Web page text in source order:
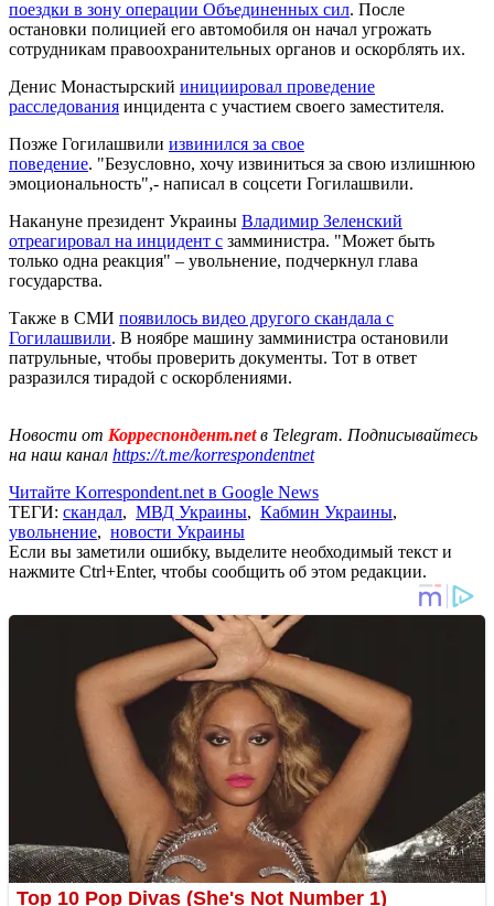
поездки в зону операции Объединенных сил. После
остановки полицией его автомобиля он начал угрожать
сотрудникам правоохранительных органов и оскорблять их.
Денис Монастырский инициировал проведение
расследования инцидента с участием своего заместителя.
Позже Гогилашвили извинился за свое
поведение. "Безусловно, хочу извиниться за свою излишнюю
эмоциональность",- написал в соцсети Гогилашвили.
Накануне президент Украины Владимир Зеленский
отреагировал на инцидент с замминистра. "Может быть
только одна реакция" – увольнение, подчеркнул глава
государства.
Также в СМИ появилось видео другого скандала с
Гогилашвили. В ноябре машину замминистра остановили
патрульные, чтобы проверить документы. Тот в ответ
разразился тирадой с оскорблениями.
Новости от Корреспондент.netв Telegram. Подписывайтесь
на наш канал https://t.me/korrespondentnet
Читайте Korrespondent.net в Google News
ТЕГИ: скандал, МВД Украины, Кабмин Украины,
увольнение, новости Украины
Если вы заметили ошибку, выделите необходимый текст и
нажмите Ctrl+Enter, чтобы сообщить об этом редакции.